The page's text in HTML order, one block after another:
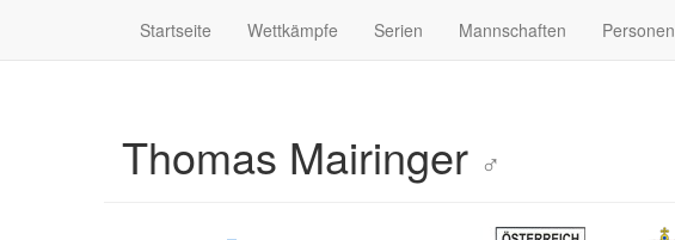
Startseite Wettkämpfe Serien Mannschaften Personen
Thomas Mairinger ♂